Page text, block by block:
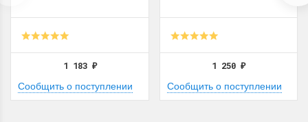
Ларина
1 апреля 2026
1 183 ₽
Сообщить о поступлении
1 250₽
Сообщить о поступлении